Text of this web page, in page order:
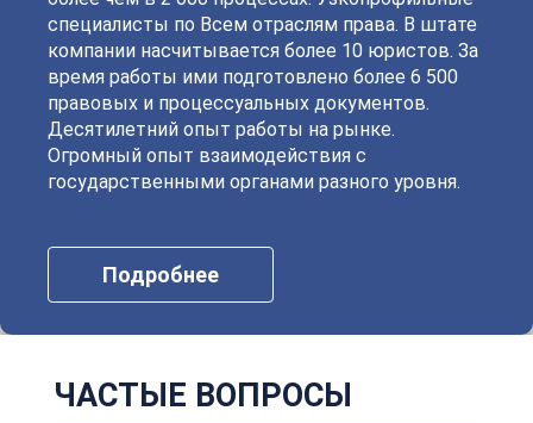
специалисты по Всем отраслям права. В штате
компании насчитывается более 10 юристов. За
время работы ими подготовлено более 6 500
правовых и процессуальных документов.
Десятилетний опыт работы на рынке.
Огромный опыт взаимодействия с
государственными органами разного уровня.
Подробнее
ЧАСТЫЕ ВОПРОСЫ